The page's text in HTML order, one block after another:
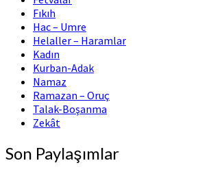
Fıkıh
Hac – Umre
Helaller – Haramlar
Kadın
Kurban-Adak
Namaz
Ramazan – Oruç
Talak-Boşanma
Zekât
Son Paylaşımlar